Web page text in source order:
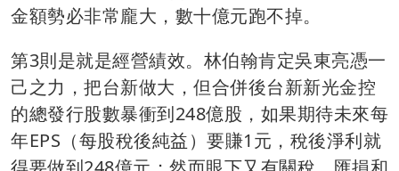
金額勢必非常龐大，數十億元跑不掉。
第3則是就是經營績效。林伯翰肯定吳東亮憑一
己之力，把台新做大，但合併後台新新光金控
的總發行股數暴衝到248億股，如果期待未來每
年EPS（每股稅後純益）要賺1元，稅後淨利就